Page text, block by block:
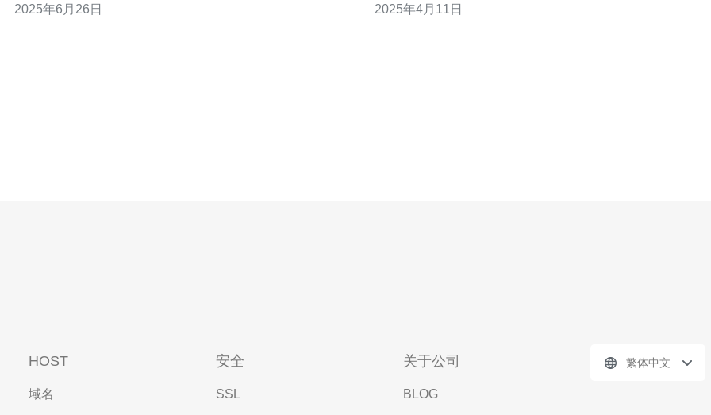
方案。 CN2台湾直连网络服务是一种由中国电信提供的网
2025年6月26日
路是指通过中国电信国际网络（China Telecom Next
2025年4月11日
HOST
域名
安全
SSL
关于公司
BLOG
繁体中文